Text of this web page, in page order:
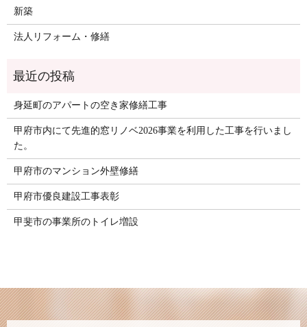
新築
法人リフォーム・修繕
身延町のアパートの空き家修繕工事
甲府市内にて先進的窓リノベ2026事業を利用した工事を行いまし
た。
甲府市のマンション外壁修繕
甲府市優良建設工事表彰
甲斐市の事業所のトイレ増設